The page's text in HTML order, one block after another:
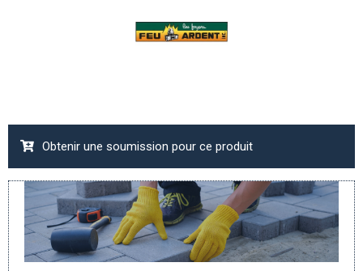
Obtenir une soumission pour ce produit